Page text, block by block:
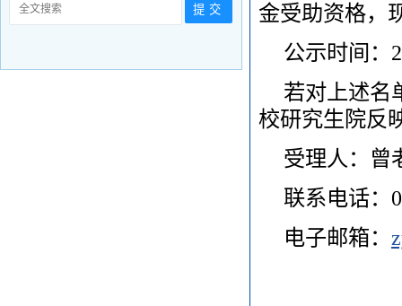
金受助资格，
公示时间：
若对上述名
校研究生院反
受理人：曾
联系电话：
电子邮箱：